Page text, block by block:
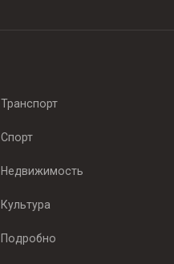
Транспорт
Спорт
Недвижимость
Культура
Подробно